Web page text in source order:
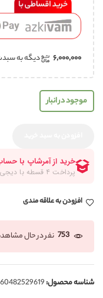
۶,۰۰۰,۰۰۰ دیگه به
موجود در انبار
افزودن به علاقه مندی
753 نفر در حال
شناسه محصول: